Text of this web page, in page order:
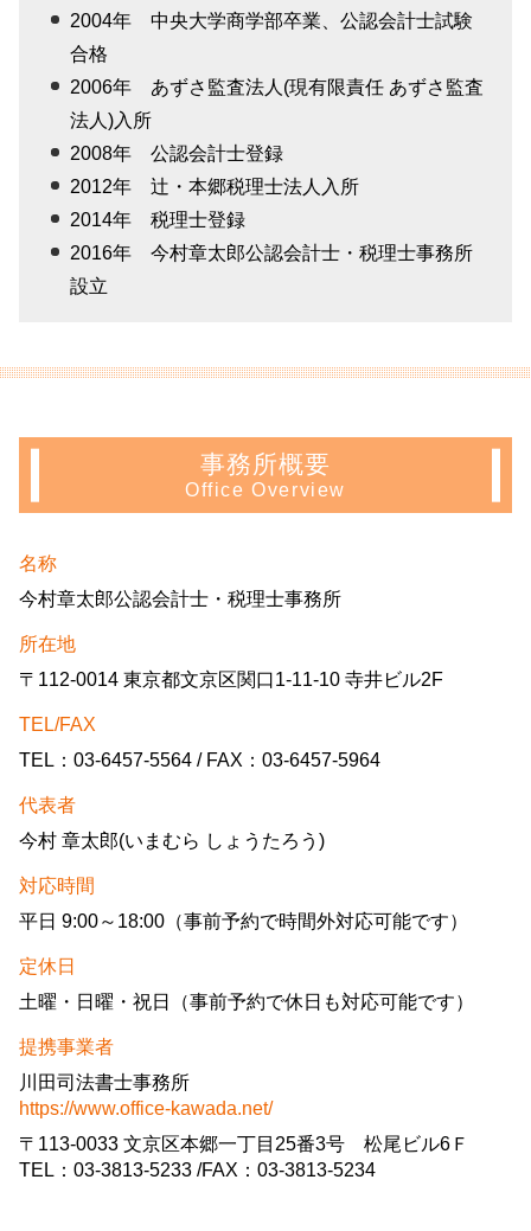
2004年 中央大学商学部卒業、公認会計士試験
合格
2006年 あずさ監査法人(現有限責任 あずさ監査
法人)入所
2008年 公認会計士登録
2012年 辻・本郷税理士法人入所
2014年 税理士登録
2016年 今村章太郎公認会計士・税理士事務所
設立
事務所概要
Office Overview
名称
今村章太郎公認会計士・税理士事務所
所在地
〒112-0014 東京都文京区関口1-11-10 寺井ビル2F
TEL/FAX
TEL：03-6457-5564 / FAX：03-6457-5964
代表者
今村 章太郎(いまむら しょうたろう)
対応時間
平日 9:00～18:00（事前予約で時間外対応可能です）
定休日
土曜・日曜・祝日（事前予約で休日も対応可能です）
提携事業者
川田司法書士事務所
https://www.office-kawada.net/
〒113-0033 文京区本郷一丁目25番3号 松尾ビル6Ｆ
TEL：03-3813-5233 /FAX：03-3813-5234